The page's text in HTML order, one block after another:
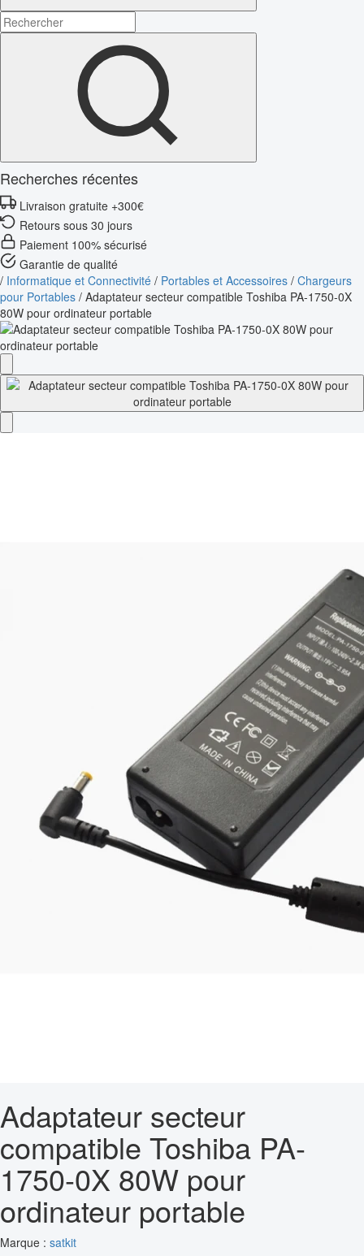
Recherches récentes
Livraison gratuite +300€
Retours sous 30 jours
Paiement 100% sécurisé
Garantie de qualité
/ Informatique et Connectivité / Portables et Accessoires / Chargeurs
pour Portables / Adaptateur secteur compatible Toshiba PA-1750-0X
80W pour ordinateur portable
Adaptateur secteur
compatible Toshiba PA-
1750-0X 80W pour
ordinateur portable
Marque : satkit